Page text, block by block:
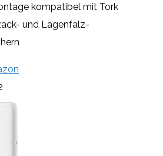
kompatibel mit Tork
und Lagenfalz-